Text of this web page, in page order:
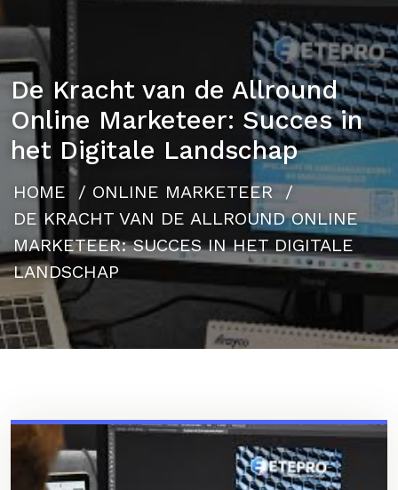
De Kracht van de Allround
Online Marketeer: Succes in
het Digitale Landschap
HOME / ONLINE MARKETEER /
DE KRACHT VAN DE ALLROUND ONLINE
MARKETEER: SUCCES IN HET DIGITALE
LANDSCHAP